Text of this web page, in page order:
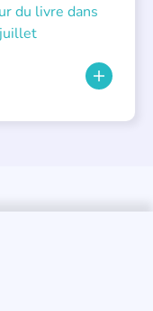
du livre dans